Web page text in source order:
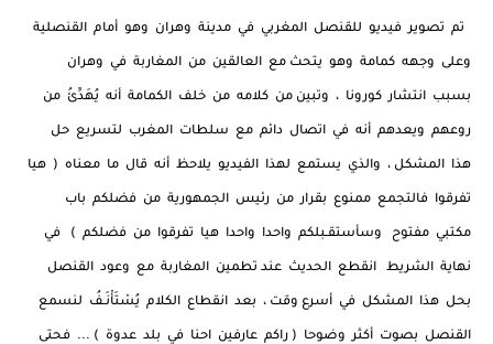
تم تصوير فيديو للقنصل المغربي في مدينة وهران وهو أمام القنصلية
وعلى وجهه كمامة وهو يتحث مع العالقين من المغاربة في وهران
بسبب انتشار كورونا ، وتبين من كلامه من خلف الكمامة أنه يُهَدِّئُ من
روعهم ويعدهم أنه في اتصال دائم مع سلطات المغرب لتسريع حل
هذا المشكل ، والذي يستمع لهذا الفيديو يلاحظ أنه قال ما معناه ( هيا
تفرقوا فالتجمع ممنوع بقرار من رئيس الجمهورية من فضلكم باب
مكتبي مفتوح وسأستقـبلكم واحدا واحدا هيا تفرقوا من فضلكم ) في
نهاية الشريط انقطع الحديث عند تطمين المغاربة مع وعود القنصل
بحل هذا المشكل في أسرع وقت ، بعد انقطاع الكلام يُسْتَأْنَـفُ لنسمع
القنصل بصوت أكثر وضوحا ( راكم عارفين احنا في بلد عدوة ) ... فحتى